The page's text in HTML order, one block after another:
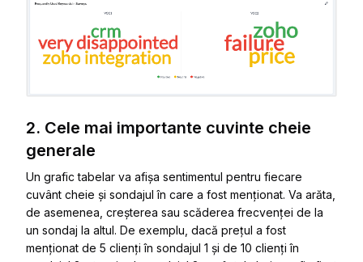
2. Cele mai importante cuvinte cheie
generale
Un grafic tabelar va afișa sentimentul pentru fiecare
cuvânt cheie și sondajul în care a fost menționat. Va arăta,
de asemenea, creșterea sau scăderea frecvenței de la
un sondaj la altul. De exemplu, dacă prețul a fost
menționat de 5 clienți în sondajul 1 și de 10 clienți în